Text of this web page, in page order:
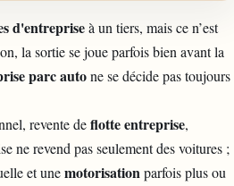
d'entrepriseà un tiers, mais ce n’est
la sortie se joue parfois bien avant la
parc autone se décide pas toujours
revente deflotte entreprise,
ne revend pas seulement des voitures ;
et unemotorisationparfois plus ou